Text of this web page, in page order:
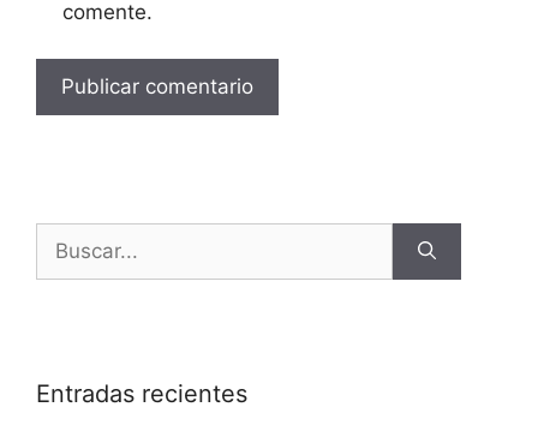
comente.
Entradas recientes